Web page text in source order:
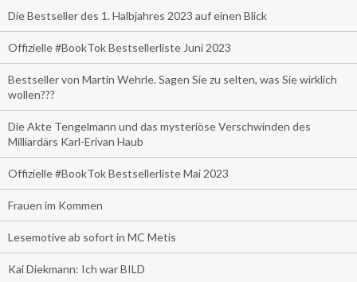
Die Bestseller des 1. Halbjahres 2023 auf einen Blick
Offizielle #BookTok Bestsellerliste Juni 2023
Bestseller von Martin Wehrle. Sagen Sie zu selten, was Sie wirklich
wollen???
Die Akte Tengelmann und das mysteriöse Verschwinden des
Milliardärs Karl-Erivan Haub
Offizielle #BookTok Bestsellerliste Mai 2023
Frauen im Kommen
Lesemotive ab sofort in MC Metis
Kai Diekmann: Ich war BILD